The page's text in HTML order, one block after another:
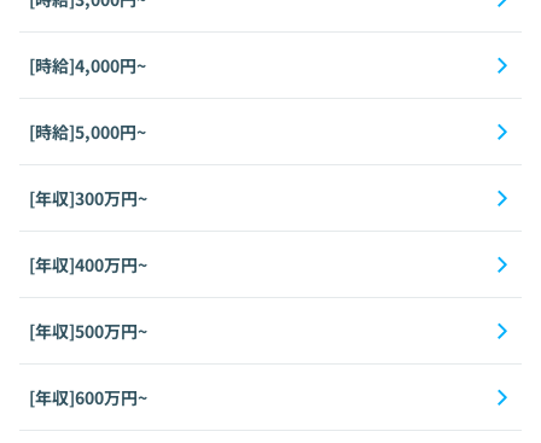
[時給]4,000円~
[時給]5,000円~
[年収]300万円~
[年収]400万円~
[年収]500万円~
[年収]600万円~